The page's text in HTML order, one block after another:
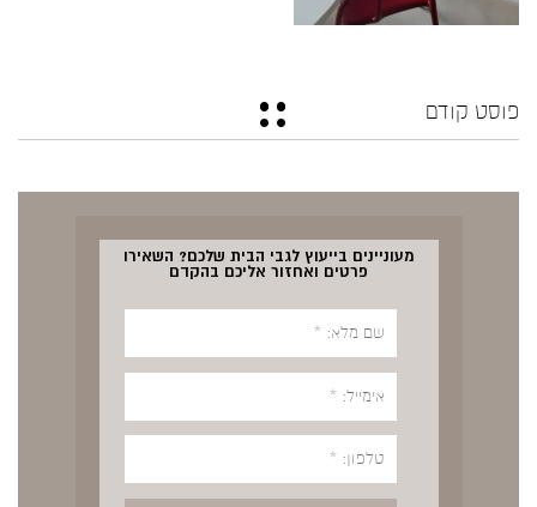
פוסט קודם
מעוניינים בייעוץ לגבי הבית שלכם? השאירו
פרטים ואחזור אליכם בהקדם